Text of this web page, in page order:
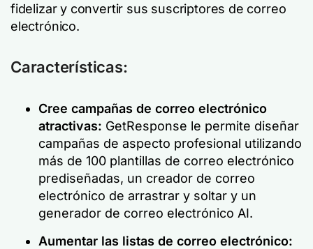
fidelizar y convertir sus suscriptores de correo
electrónico.
Características:
Cree campañas de correo electrónico
atractivas: GetResponse le permite diseñar
campañas de aspecto profesional utilizando
más de 100 plantillas de correo electrónico
prediseñadas, un creador de correo
electrónico de arrastrar y soltar y un
generador de correo electrónico AI.
Aumentar las listas de correo electrónico: